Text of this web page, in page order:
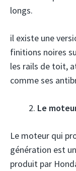
longs.
il existe une
finitions noires
les rails de toit,
comme ses
Le
Le moteur qui
génération est
produit par